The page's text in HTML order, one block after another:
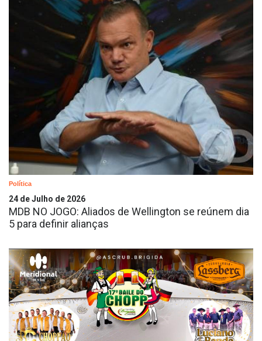
Política
24 de Julho de 2026
MDB NO JOGO: Aliados de Wellington se reúnem dia
5 para definir alianças